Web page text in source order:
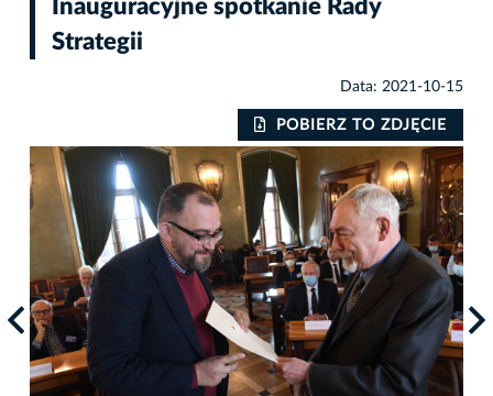
Inauguracyjne spotkanie Rady
Strategii
Data: 2021-10-15
POBIERZ TO ZDJĘCIE